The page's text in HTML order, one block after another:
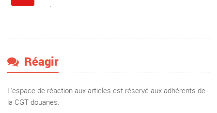
.
.
Réagir
L'espace de réaction aux articles est réservé aux adhérents de
la CGT douanes.